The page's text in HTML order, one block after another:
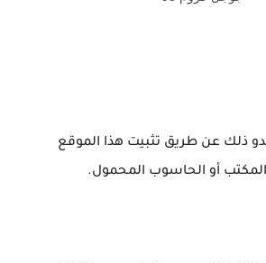
ذلك عن طريق تثبيت هذا الموقع
أو الحاسوب المحمول.